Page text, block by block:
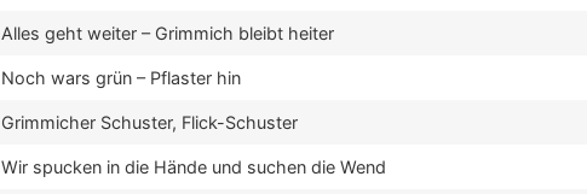
Alles geht weiter – Grimmich bleibt heiter
Noch wars grün – Pflaster hin
Grimmicher Schuster, Flick-Schuster
Wir spucken in die Hände und suchen die Wend